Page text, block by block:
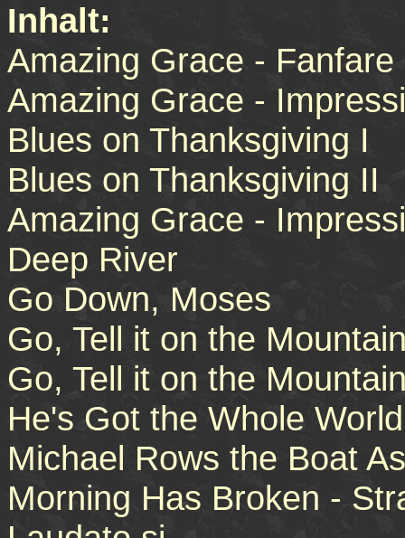
Inhalt:
Amazing Grace - Fanfare
Amazing Grace -
Blues on Thanksgiving I
Blues on Thanksgiving II
Amazing Grace -
Deep River
Go Down, Moses
Go, Tell it on the
Go, Tell it on the
He's Got the Whole
Michael Rows the Boat
Morning Has Broken -